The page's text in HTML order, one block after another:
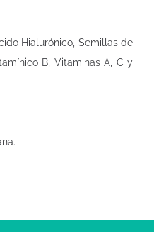
Hialurónico, Semillas de
B, Vitaminas A, C y